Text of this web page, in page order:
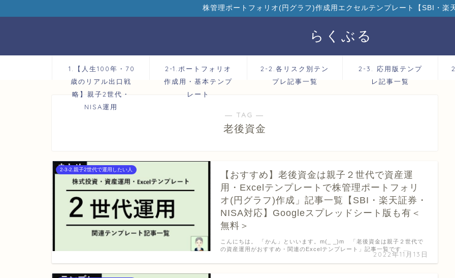
株管理ポートフォリオ(円グラフ)作成用エクセルテンプレート【SBI・楽
らくぶる
1.【人生100年・70
歳のリアル出口戦
略】親子2世代・
NISA運用
2-1.ポートフォリオ
作成用・基本テンプ
レート
2-2.各リスク別テン
プレ記事一覧
2-3. 応用版テンプ
レ記事一覧
― TAG ―
老後資金
2-3-2.親子2世代で運用したい人
【おすすめ】老後資金は親子２世代で資産運
用・Excelテンプレートで株管理ポートフォリ
オ(円グラフ)作成」記事一覧【SBI・楽天証券・
NISA対応】Googleスプレッドシート版も有＜
無料＞
2022年11月13日
こんにちは。 「かん」といいます。m(_ _)m 「老後資金は親子２世代で
の資産運用がおすすめ・関連のExcelテンプレート」記事一覧です …